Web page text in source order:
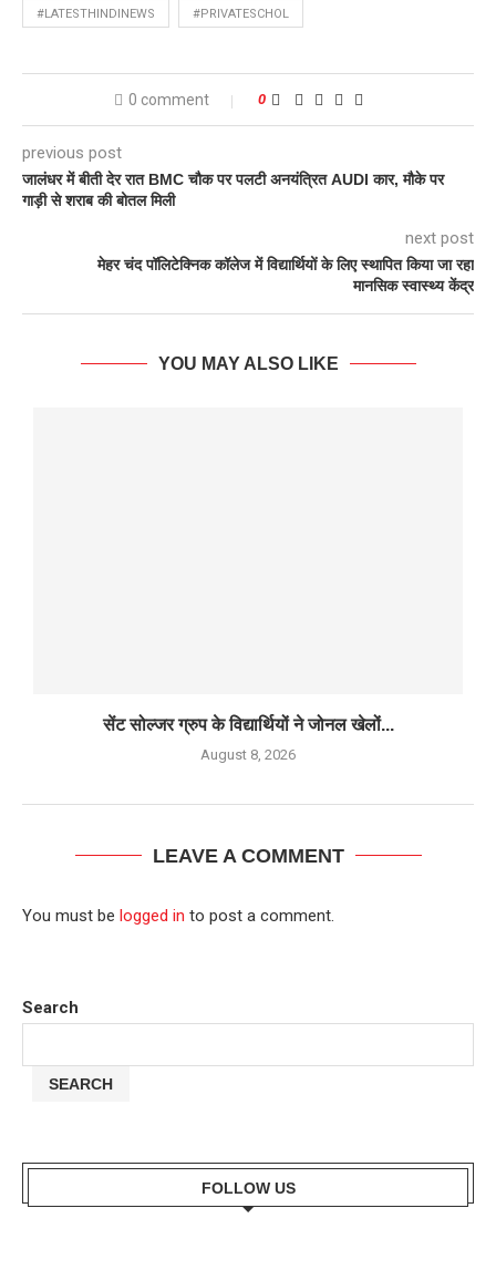
#LATESTHINDINEWS #PRIVATESCHOL
0 comment 0
previous post
जालंधर में बीती देर रात BMC चौक पर पलटी अनयंत्रित AUDI कार, मौके पर
गाड़ी से शराब की बोतल मिली
next post
मेहर चंद पॉलिटेक्निक कॉलेज में वि‌द्यार्थियों के लिए स्थापित किया जा रहा
मानसिक स्वास्थ्य केंद्र
YOU MAY ALSO LIKE
सेंट सोल्जर ग्रुप के विद्यार्थियों ने जोनल खेलों...
August 8, 2026
LEAVE A COMMENT
You must be logged in to post a comment.
Search
SEARCH
FOLLOW US